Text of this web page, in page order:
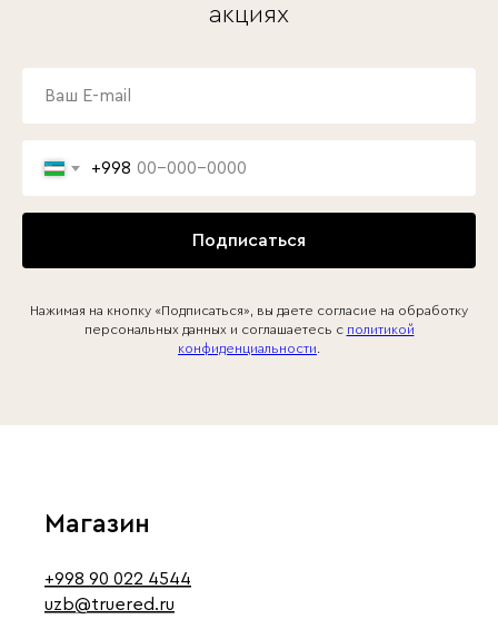
акциях
+998
Подписаться
Нажимая на кнопку «Подписаться», вы даете согласие на обработку
персональных данных и соглашаетесь c политикой
конфиденциальности
Магазин
+998 90 022 4544
uzb@truered.ru